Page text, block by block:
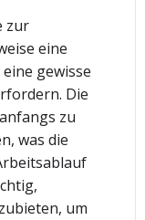
zur
eine
gewisse
Die
zu
was die
um